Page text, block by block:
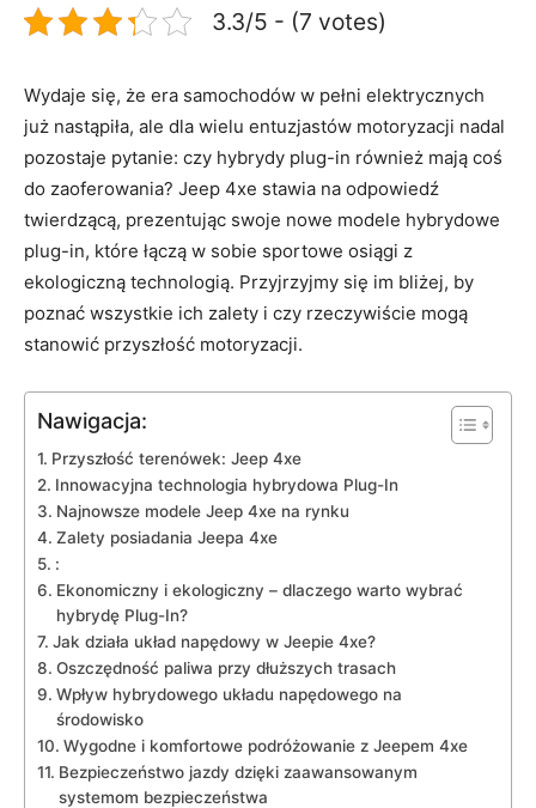
3.3/5 - (7 votes)
Wydaje się, że era samochodów w pełni elektrycznych
już​ nastąpiła, ale dla ‌wielu entuzjastów motoryzacji⁣ nadal
pozostaje pytanie: czy ⁤hybrydy plug-in ‌również mają coś
do zaoferowania? ‍Jeep 4xe stawia‍ na odpowiedź
⁤twierdzącą, prezentując‌ swoje nowe modele hybrydowe
plug-in, które łączą ⁤w sobie sportowe osiągi z
ekologiczną technologią. Przyjrzyjmy się im bliżej, ⁢by
poznać wszystkie ich zalety i czy rzeczywiście mogą
stanowić przyszłość motoryzacji.
Nawigacja:
Przyszłość terenówek: Jeep 4xe
Innowacyjna technologia hybrydowa⁣ Plug-In
Najnowsze modele Jeep 4xe ⁢na rynku
Zalety posiadania Jeepa ‌4xe
:
Ekonomiczny i ekologiczny –‍ dlaczego warto ‌wybrać‌
hybrydę⁣ Plug-In?
Jak działa układ napędowy w Jeepie 4xe?
Oszczędność paliwa przy dłuższych trasach
Wpływ hybrydowego układu napędowego ‍na
środowisko
Wygodne i⁣ komfortowe podróżowanie z Jeepem 4xe
Bezpieczeństwo jazdy dzięki zaawansowanym⁤
systemom bezpieczeństwa